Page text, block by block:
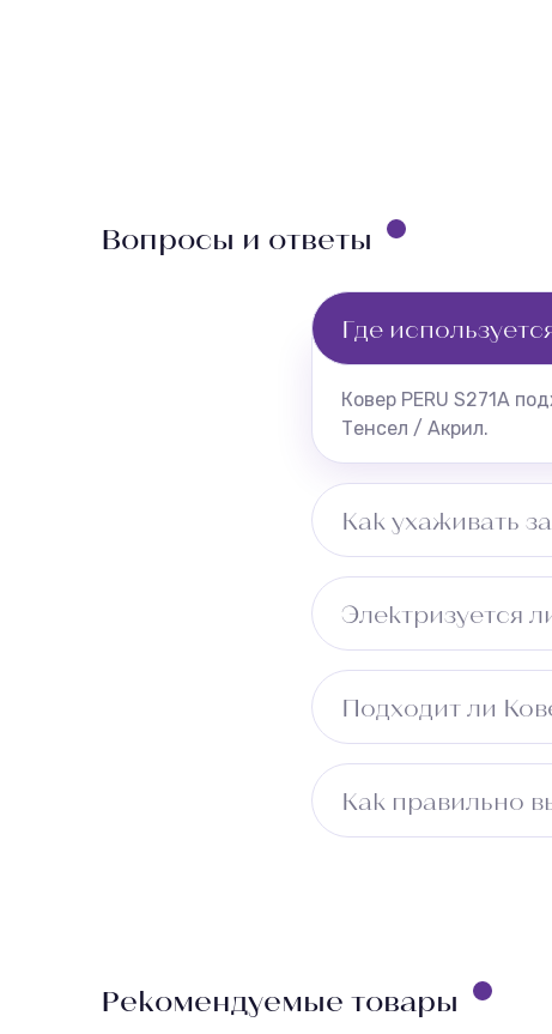
Вопросы и ответы
Где
Ковер PERU S271A
Тенсел / Акрил.
Как ухаживать
Электризуется
Подходит ли
Как правильно
Рекомендуемые товары